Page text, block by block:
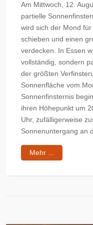
Am Mittwoch, 12.
partielle
wird sich der Mond
schieben und einen
verdecken. In Essen
vollständig, sondern
der größten
Sonnenfläche vom
Sonnenfinsternis
ihren Höhepunkt um
Uhr, zufälligerweise
Sonnenuntergang an
Mehr ...